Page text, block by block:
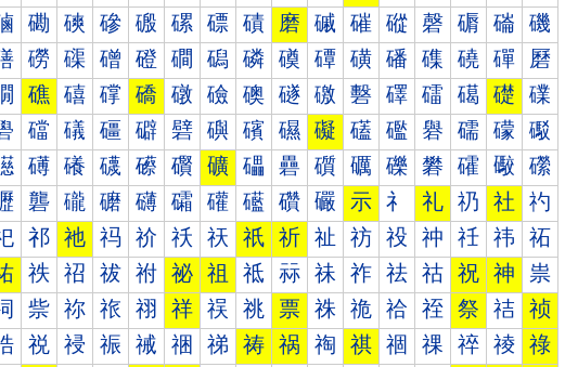
磡 磢 磣 磤 磥 磦 磧 磨 磩 磪 磫 磬 磭 磮 磯
磱 磲 磳 磴 磵 磶 磷 磸 磹 磺 磻 磼 磽 磾 磿
礁 礂 礃 礄 礅 礆 礇 礈 礉 礊 礋 礌 礍 礎 礏
礑 礒 礓 礔 礕 礖 礗 礘 礙 礚 礛 礜 礝 礞 礟
礡 礢 礣 礤 礥 礦 礧 礨 礩 礪 礫 礬 礭 礮 礯
礱 礲 礳 礴 礵 礶 礷 礸 礹 示 礻 礼 礽 社 礿
祁 祂 祃 祄 祅 祆 祇 祈 祉 祊 祋 祌 祍 祎 祏
祑 祒 祓 祔 祕 祖 祗 祘 祙 祚 祛 祜 祝 神 祟
祡 祢 祣 祤 祥 祦 祧 票 祩 祪 祫 祬 祭 祮 祯
祱 祲 祳 祴 祵 祶 祷 祸 祹 祺 祻 祼 祽 祾 祿